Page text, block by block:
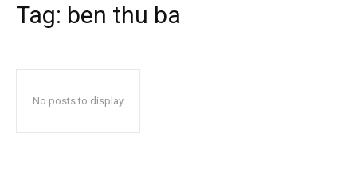
Tag: ben thu ba
No posts to display